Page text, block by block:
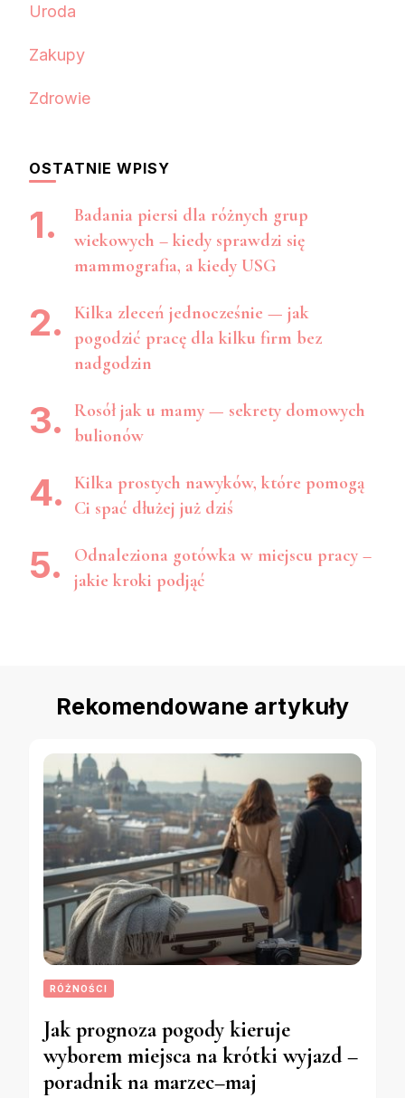
Uroda
Zakupy
Zdrowie
OSTATNIE WPISY
Badania piersi dla różnych grup
wiekowych – kiedy sprawdzi się
mammografia, a kiedy USG
Kilka zleceń jednocześnie — jak
pogodzić pracę dla kilku firm bez
nadgodzin
Rosół jak u mamy — sekrety domowych
bulionów
Kilka prostych nawyków, które pomogą
Ci spać dłużej już dziś
Odnaleziona gotówka w miejscu pracy –
jakie kroki podjąć
Rekomendowane artykuły
RÓŻNOŚCI
Jak prognoza pogody kieruje
wyborem miejsca na krótki wyjazd –
poradnik na marzec–maj